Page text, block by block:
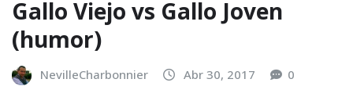
Gallo Viejo vs Gallo Joven
(humor)
NevilleCharbonnier Abr 30, 2017 0